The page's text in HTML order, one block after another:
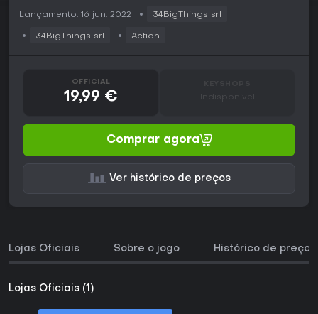
Lançamento: 16 jun. 2022 34BigThings srl
34BigThings srl Action
OFFICIAL
19,99 € Indisponível
Comprar agora
Ver histórico de preços
Lojas Oficiais Sobre o jogo Histórico de preços
Lojas Oficiais (1)